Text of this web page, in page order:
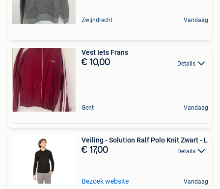
Zwijndrecht Vandaag
Vest Iets Frans
€ 10,00 Details
Gent Vandaag
Veiling - Solution Ralf Polo Knit Zwart - L
€ 17,00 Details
Bezoek website Vandaag